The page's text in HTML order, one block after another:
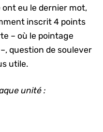
eu le dernier mot,
inscrit 4 points
– où le pointage
question de soulever
utile.
unité :